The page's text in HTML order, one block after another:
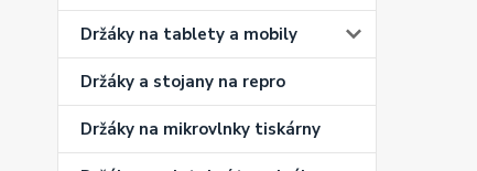
Držáky na tablety a mobily
Držáky a stojany na repro
Držáky na mikrovlnky tiskárny